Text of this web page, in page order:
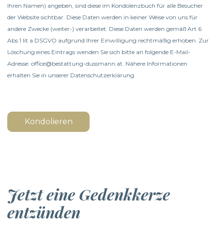
Ihren Namen) angeben, sind diese im Kondolenzbuch für alle Besucher
der Website sichtbar. Diese Daten werden in keiner Weise von uns für
andere Zwecke (weiter-) verarbeitet. Diese Daten werden gemäß Art 6
Abs 1 lit a DSGVO aufgrund Ihrer Einwilligung rechtmäßig erhoben. Zur
Löschung eines Eintrags wenden Sie sich bitte an folgende E-Mail-
Adresse: office@bestattung-dussmann.at. Nähere Informationen
erhalten Sie in unserer Datenschutzerklärung
Kondolieren
Jetzt eine Gedenkkerze
entzünden